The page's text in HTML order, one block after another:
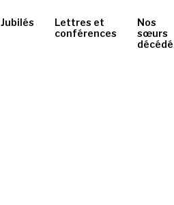
Jubilés
Lettres et
conférences
Nos
sœurs